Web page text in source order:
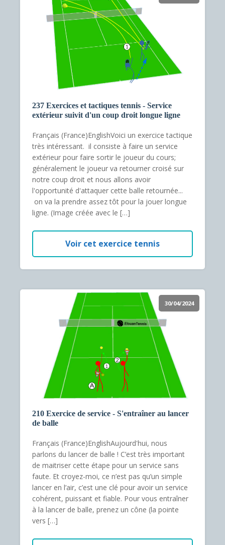
237 Exercices et tactiques tennis - Service
extérieur suivit d'un coup droit longue ligne
Français (France)EnglishVoici un exercice tactique
très intéressant. il consiste à faire un service
extérieur pour faire sortir le joueur du cours;
généralement le joueur va retourner croisé sur
notre coup droit et nous allons avoir
l'opportunité d'attaquer cette balle retournée...
on va la prendre assez tôt pour la jouer longue
ligne. (Image créée avec le […]
Voir cet exercice tennis
30/04/2024
210 Exercice de service - S'entraîner au lancer
de balle
Français (France)EnglishAujourd'hui, nous
parlons du lancer de balle ! C’est très important
de maitriser cette étape pour un service sans
faute. Et croyez-moi, ce n’est pas qu’un simple
lancer en l’air, c’est une clé pour avoir un service
cohérent, puissant et fiable. Pour vous entraîner
à la lancer de balle, prenez un cône (la pointe
vers […]